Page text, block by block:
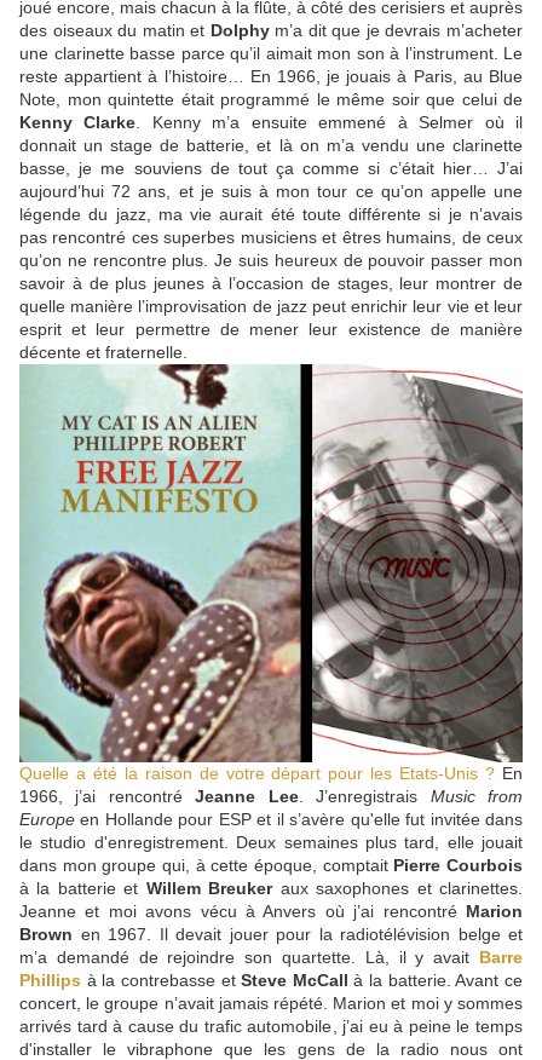
joué encore, mais chacun à la flûte, à côté des cerisiers et auprès
des oiseaux du matin et Dolphym’a dit que je devrais m’acheter
une clarinette basse parce qu’il aimait mon son à l’instrument. Le
reste appartient à l’histoire… En 1966, je jouais à Paris, au Blue
Note, mon quintette était programmé le même soir que celui de
Kenny Clarke . Kenny m’a ensuite emmené à Selmer où il
donnait un stage de batterie, et là on m’a vendu une clarinette
basse, je me souviens de tout ça comme si c’était hier… J’ai
aujourd’hui 72 ans, et je suis à mon tour ce qu’on appelle une
légende du jazz, ma vie aurait été toute différente si je n’avais
pas rencontré ces superbes musiciens et êtres humains, de ceux
qu’on ne rencontre plus. Je suis heureux de pouvoir passer mon
savoir à de plus jeunes à l’occasion de stages, leur montrer de
quelle manière l’improvisation de jazz peut enrichir leur vie et leur
esprit et leur permettre de mener leur existence de manière
décente et fraternelle.
Quelle a été la raison de votre départ pour les Etats-Unis ? En
1966, j’ai rencontréJeanne Lee. J’enregistrais Music from
Europe en Hollande pour ESP et il s’avère qu'elle fut invitée dans
le studio d'enregistrement. Deux semaines plus tard, elle jouait
dans mon groupe qui, à cette époque, comptait Pierre Courbois
à la batterie et Willem Breukeraux saxophones et clarinettes.
Jeanne et moi avons vécu à Anvers où j’ai rencontré Marion
Brown en 1967. Il devait jouer pour la radiotélévision belge et
m’a demandé de rejoindre son quartette. Là, il y avait Barre
Phillips à la contrebasse etSteve McCallà la batterie. Avant ce
concert, le groupe n’avait jamais répété. Marion et moi y sommes
arrivés tard à cause du trafic automobile, j’ai eu à peine le temps
d'installer le vibraphone que les gens de la radio nous ont